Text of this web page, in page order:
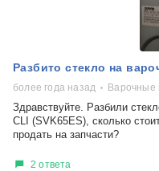
Разбито стекло на
более года назад Варочные
Здравствуйте. Разбили
CLI (SVK65ES), сколько
продать на запчасти?
2 ответа